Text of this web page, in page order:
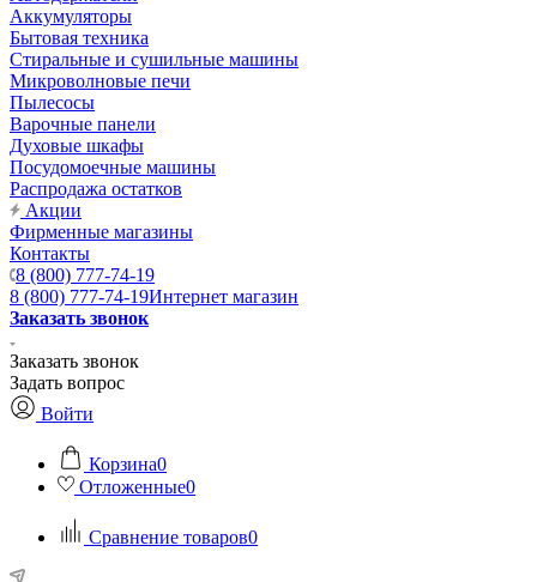
Аккумуляторы
Бытовая техника
Стиральные и сушильные машины
Микроволновые печи
Пылесосы
Варочные панели
Духовые шкафы
Посудомоечные машины
Распродажа остатков
Акции
Фирменные магазины
Контакты
8 (800) 777-74-19
8 (800) 777-74-19Интернет магазин
Заказать звонок
Заказать звонок
Задать вопрос
Войти
Корзина0
Отложенные0
Сравнение товаров0